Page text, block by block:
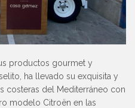
productos gourmet y
ha llevado su exquisita y
costeras del Mediterráneo con
modelo Citroën en las